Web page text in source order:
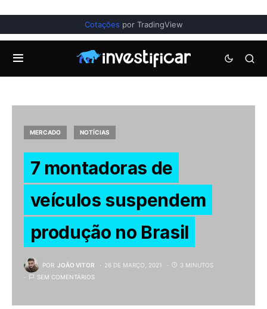
Cotações por TradingView
MERCADO NOTÍCIAS
7 montadoras de
veículos suspendem
produção no Brasil
POR JOÃO VITOR 26 DE MARÇO, 2021
3 MINUTOS
SEM COMENTÁRIOS